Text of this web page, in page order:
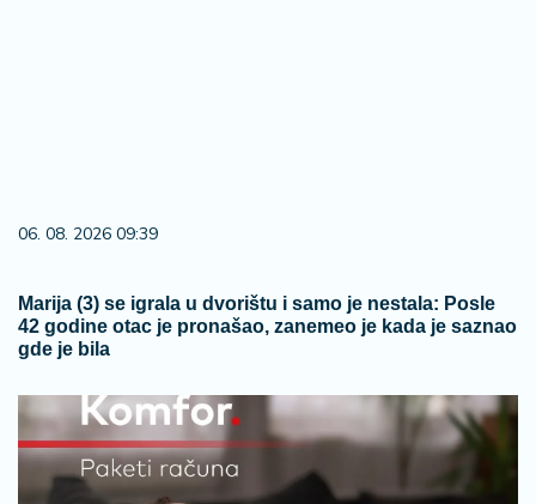
06. 08. 2026 09:39
Marija (3) se igrala u dvorištu i samo je nestala: Posle
42 godine otac je pronašao, zanemeo je kada je saznao
gde je bila